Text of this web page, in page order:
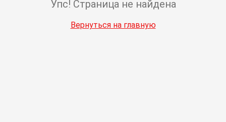
Упс! Страница не найдена
Вернуться на главную